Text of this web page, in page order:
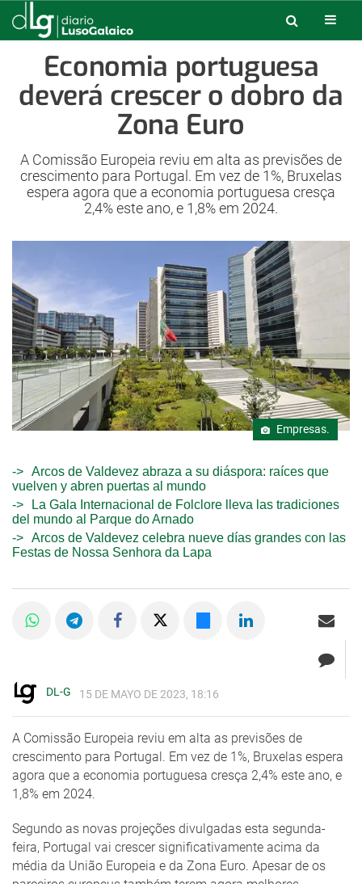
Economia portuguesa
deverá crescer o dobro da
Zona Euro
A Comissão Europeia reviu em alta as previsões de
crescimento para Portugal. Em vez de 1%, Bruxelas
espera agora que a economia portuguesa cresça
2,4% este ano, e 1,8% em 2024.
Empresas.
Arcos de Valdevez abraza a su diáspora: raíces que
vuelven y abren puertas al mundo
La Gala Internacional de Folclore lleva las tradiciones
del mundo al Parque do Arnado
Arcos de Valdevez celebra nueve días grandes con las
Festas de Nossa Senhora da Lapa
DL-G 15 DE MAYO DE 2023, 18:16
A Comissão Europeia reviu em alta as previsões de
crescimento para Portugal. Em vez de 1%, Bruxelas espera
agora que a economia portuguesa cresça 2,4% este ano, e
1,8% em 2024.
Segundo as novas projeções divulgadas esta segunda-
feira, Portugal vai crescer significativamente acima da
média da União Europeia e da Zona Euro. Apesar de os